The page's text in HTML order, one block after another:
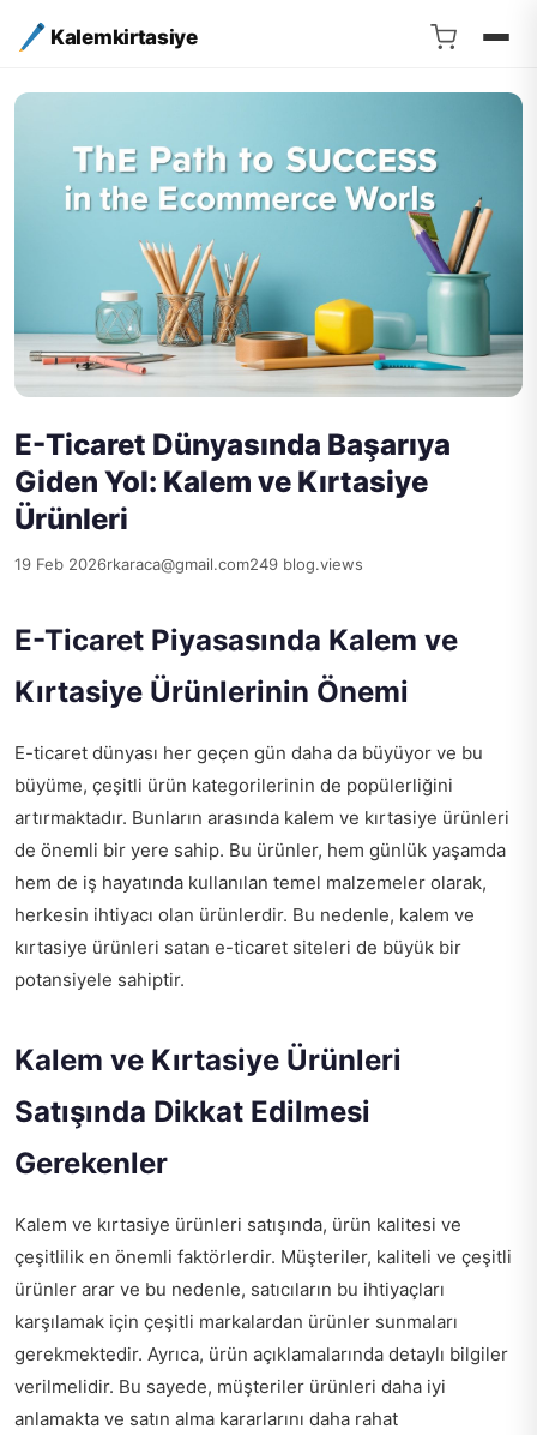
Kalemkirtasiye
E-Ticaret Dünyasında Başarıya
Giden Yol: Kalem ve Kırtasiye
Ürünleri
19 Feb 2026rkaraca@gmail.com249 blog.views
E-Ticaret Piyasasında Kalem ve
Kırtasiye Ürünlerinin Önemi
E-ticaret dünyası her geçen gün daha da büyüyor ve bu
büyüme, çeşitli ürün kategorilerinin de popülerliğini
artırmaktadır. Bunların arasında kalem ve kırtasiye ürünleri
de önemli bir yere sahip. Bu ürünler, hem günlük yaşamda
hem de iş hayatında kullanılan temel malzemeler olarak,
herkesin ihtiyacı olan ürünlerdir. Bu nedenle, kalem ve
kırtasiye ürünleri satan e-ticaret siteleri de büyük bir
potansiyele sahiptir.
Kalem ve Kırtasiye Ürünleri
Satışında Dikkat Edilmesi
Gerekenler
Kalem ve kırtasiye ürünleri satışında, ürün kalitesi ve
çeşitlilik en önemli faktörlerdir. Müşteriler, kaliteli ve çeşitli
ürünler arar ve bu nedenle, satıcıların bu ihtiyaçları
karşılamak için çeşitli markalardan ürünler sunmaları
gerekmektedir. Ayrıca, ürün açıklamalarında detaylı bilgiler
verilmelidir. Bu sayede, müşteriler ürünleri daha iyi
anlamakta ve satın alma kararlarını daha rahat